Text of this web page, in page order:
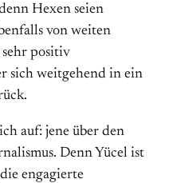
Hexen seien
von weiten
positiv
sich weitgehend in ein
auf: jene über den
Denn Yücel ist
engagierte